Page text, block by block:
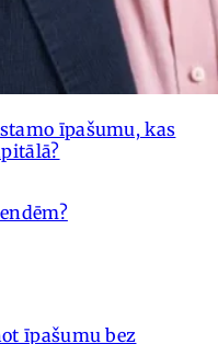
īpašumu, kas
īpašumu bez